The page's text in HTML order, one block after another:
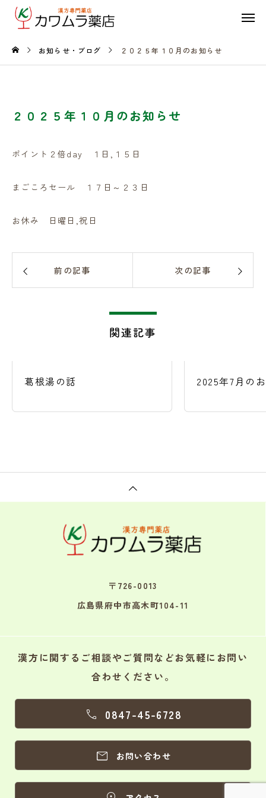
お知らせ・ブログ ２０２５年１０月のお知らせ
２０２５年１０月のお知らせ
ポイント２倍day １日,１５日
まごころセール １７日～２３日
お休み 日曜日,祝日
前の記事 次の記事
関連記事
葛根湯の話 2025年7月の
〒726-0013
広島県府中市高木町104-11
漢方に関するご相談やご質問などお気軽にお問い
合わせください。
 0847-45-6728
 お問い合わせ